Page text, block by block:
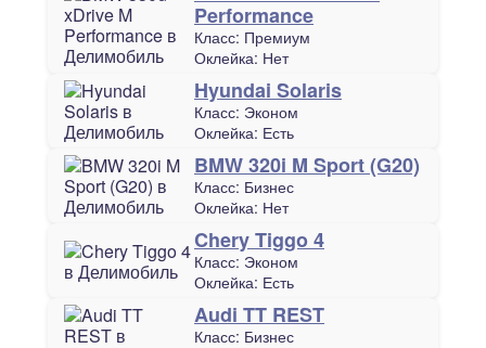
Performance
Класс: Премиум
Оклейка: Нет
Hyundai Solaris
Класс: Эконом
Оклейка: Есть
BMW 320i M Sport (G20)
Класс: Бизнес
Оклейка: Нет
Chery Tiggo 4
Класс: Эконом
Оклейка: Есть
Audi TT REST
Класс: Бизнес